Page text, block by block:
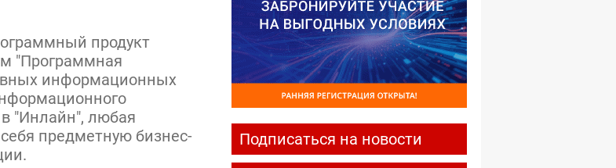
продукт
"Программная
информационных
"Инлайн", любая
предметную бизнес-
Подписаться на новости